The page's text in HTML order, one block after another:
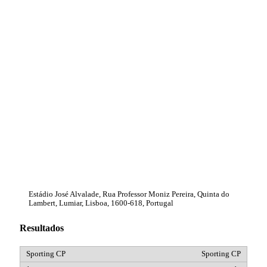
Estádio José Alvalade, Rua Professor Moniz Pereira, Quinta do
Lambert, Lumiar, Lisboa, 1600-618, Portugal
Resultados
Sporting CP